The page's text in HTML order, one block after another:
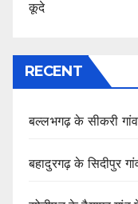
कूदे
RECENT
बल्लभगढ़ के सीकरी
बहादुरगढ़ के सिदीपुर